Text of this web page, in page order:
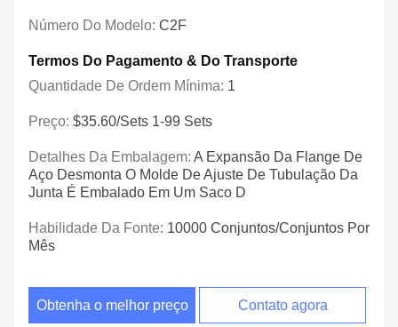
Número Do Modelo: C2F
Termos Do Pagamento & Do Transporte
Quantidade De Ordem Mínima: 1
Preço: $35.60/sets 1-99 Sets
Detalhes Da Embalagem: A Expansão Da Flange De
Aço Desmonta O Molde De Ajuste De Tubulação Da
Junta É Embalado Em Um Saco D
Habilidade Da Fonte: 10000 Conjuntos/conjuntos Por
Mês
Obtenha o melhor preço Contato agora